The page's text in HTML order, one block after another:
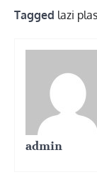
Tagged lazi
admin